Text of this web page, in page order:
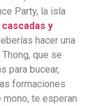
Party, la isla
y
hacer una
que se
para bucear,
formaciones
te esperan